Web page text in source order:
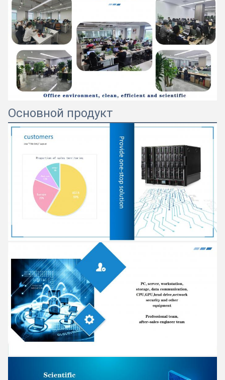
Основной продукт